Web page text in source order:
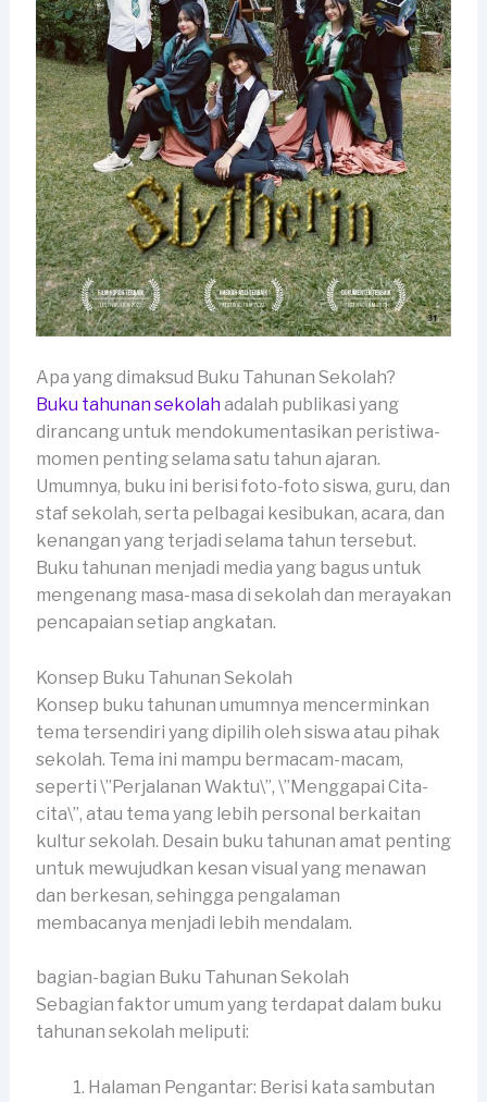
Apa yang dimaksud Buku Tahunan Sekolah?
Buku tahunan sekolahadalah publikasi yang
dirancang untuk mendokumentasikan peristiwa-
momen penting selama satu tahun ajaran.
Umumnya, buku ini berisi foto-foto siswa, guru, dan
staf sekolah, serta pelbagai kesibukan, acara, dan
kenangan yang terjadi selama tahun tersebut.
Buku tahunan menjadi media yang bagus untuk
mengenang masa-masa di sekolah dan merayakan
pencapaian setiap angkatan.
Konsep Buku Tahunan Sekolah
Konsep buku tahunan umumnya mencerminkan
tema tersendiri yang dipilih oleh siswa atau pihak
sekolah. Tema ini mampu bermacam-macam,
seperti \”Perjalanan Waktu\”, \”Menggapai Cita-
cita\”, atau tema yang lebih personal berkaitan
kultur sekolah. Desain buku tahunan amat penting
untuk mewujudkan kesan visual yang menawan
dan berkesan, sehingga pengalaman
membacanya menjadi lebih mendalam.
bagian-bagian Buku Tahunan Sekolah
Sebagian faktor umum yang terdapat dalam buku
tahunan sekolah meliputi:
Halaman Pengantar: Berisi kata sambutan